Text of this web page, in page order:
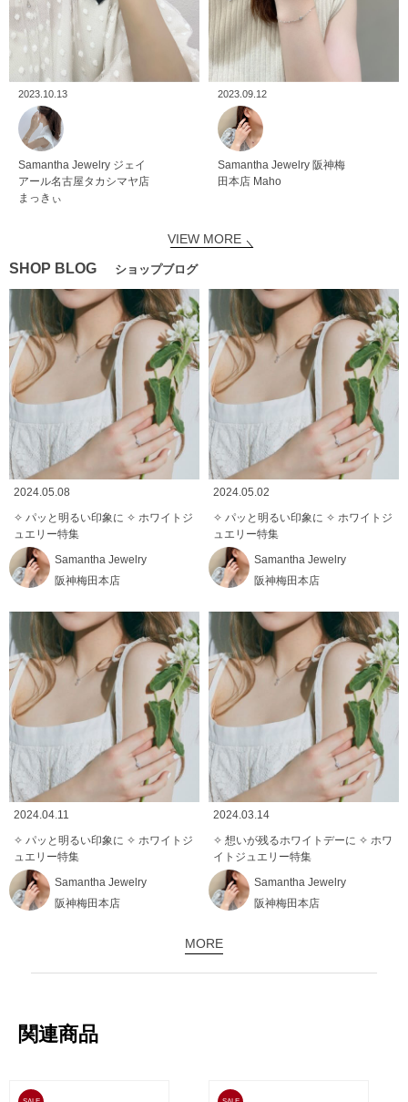
2023.10.13
Samantha Jewelry ジェイ
アール名古屋タカシマヤ店
まっきぃ
2023.09.12
Samantha Jewelry 阪神梅
田本店 Maho
VIEW MORE
SHOP BLOG ショップブログ
2024.05.08
✧ パッと明るい印象に ✧ ホワイトジ
ュエリー特集
Samantha Jewelry
阪神梅田本店
2024.05.02
✧ パッと明るい印象に ✧ ホワイトジ
ュエリー特集
Samantha Jewelry
阪神梅田本店
2024.04.11
✧ パッと明るい印象に ✧ ホワイトジ
ュエリー特集
Samantha Jewelry
阪神梅田本店
2024.03.14
✧ 想いが残るホワイトデーに ✧ ホワ
イトジュエリー特集
Samantha Jewelry
阪神梅田本店
MORE
関連商品